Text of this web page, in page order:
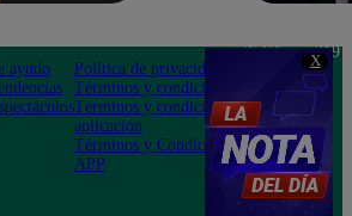
X
de contar el
chiste
ayudo
Política de privacidad
Términos y condiciones
Términos y condiciones
aplicación
Términos y Condiciones
APP
Teléfono: 219
Av. San
Felipe 968
Jesús María